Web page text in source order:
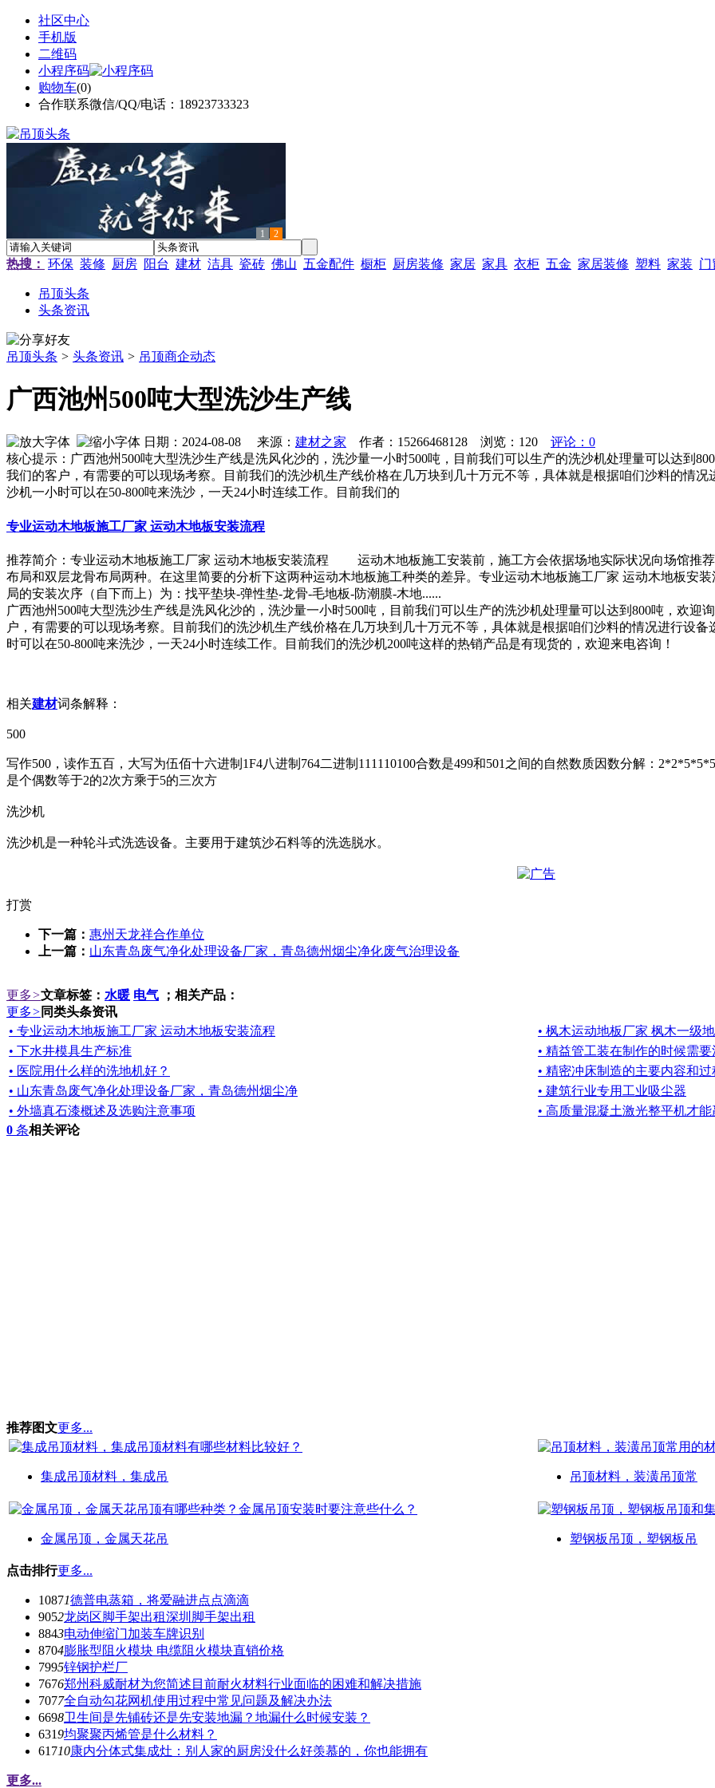
社区中心
手机版
二维码
小程序码
购物车(0)
合作联系微信/QQ/电话：18923733323
1 2
热搜： 环保 装修 厨房 阳台 建材 洁具 瓷砖 佛山 五金配件 橱柜 厨房装修 家居 家具 衣柜 五金 家居装修 塑料 家装 门
吊顶头条
头条资讯
吊顶头条 > 头条资讯 > 吊顶商企动态
广西池州500吨大型洗沙生产线
日期：2024-08-08 来源： 建材之家 作者：15266468128 浏览： 120
评论：0
核心提示：广西池州500吨大型洗沙生产线是洗风化沙的，洗沙量一小时500吨，目前我们可以生产的洗沙机处理量可以达到
我们的客户，有需要的可以现场考察。目前我们的洗沙机生产线价格在几万块到几十万元不等，具体就是根据咱们沙料的情
沙机一小时可以在50-800吨来洗沙，一天24小时连续工作。目前我们的
专业运动木地板施工厂家 运动木地板安装流程
推荐简介：专业运动木地板施工厂家 运动木地板安装流程 运动木地板施工安装前，施工方会依据场地实际状况向场馆推
布局和双层龙骨布局两种。在这里简要的分析下这两种运动木地板施工种类的差异。专业运动木地板施工厂家 运动木
局的安装次序（自下而上）为：找平垫块-弹性垫-龙骨-毛地板-防潮膜-木地......
广西池州500吨大型洗沙生产线是洗风化沙的，洗沙量一小时500吨，目前我们可以生产的洗沙机处理量可以达到800吨，欢迎
户，有需要的可以现场考察。目前我们的洗沙机生产线价格在几万块到几十万元不等，具体就是根据咱们沙料的情况进行设
时可以在50-800吨来洗沙，一天24小时连续工作。目前我们的洗沙机200吨这样的热销产品是有现货的，欢迎来电咨询！
相关建材词条解释：
500
写作500，读作五百，大写为伍佰十六进制1F4八进制764二进制111110100合数是499和501之间的自然数质因数分解：
是个偶数等于2的2次方乘于5的三次方
洗沙机
洗沙机是一种轮斗式洗选设备。主要用于建筑沙石料等的洗选脱水。
打赏
下一篇： 惠州天龙祥合作单位
上一篇： 山东青岛废气净化处理设备厂家，青岛德州烟尘净化废气治理设备
更多>文章标签： 水暖 电气 ；相关产品：
更多> 同类头条资讯
• 专业运动木地板施工厂家 运动木地板安装流程
• 枫木运动地板厂家 枫木一级
• 下水井模具生产标准
• 精益管工装在制作的时候需要
• 医院用什么样的洗地机好？
• 精密冲床制造的主要内容和
• 山东青岛废气净化处理设备厂家，青岛德州烟尘净
• 建筑行业专用工业吸尘器
• 外墙真石漆概述及选购注意事项
• 高质量混凝土激光整平机才
0 条相关评论
推荐图文更多...
集成吊顶材料，集成吊 吊顶材料，装潢吊顶常
金属吊顶，金属天花吊 塑钢板吊顶，塑钢板吊
点击排行更多...
10871德普电蒸箱，将爱融进点点滴滴
9052龙岗区脚手架出租深圳脚手架出租
8843电动伸缩门加装车牌识别
8704膨胀型阻火模块 电缆阻火模块直销价格
7995锌钢护栏厂
7676郑州科威耐材为您简述目前耐火材料行业面临的困难和解决措施
7077全自动勾花网机使用过程中常见问题及解决办法
6698卫生间是先铺砖还是先安装地漏？地漏什么时候安装？
6319均聚聚丙烯管是什么材料？
61710康内分体式集成灶：别人家的厨房没什么好羡慕的，你也能拥有
更多...